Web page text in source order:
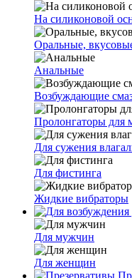
На силиконовой
Оральные,
Анальные
Возбуждающие
Пролонгаторы для
Для сужения
Для фистинга
Жидкие вибраторы
Для мужчин
Для женщин